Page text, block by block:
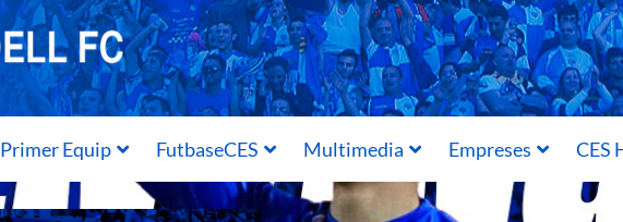
Primer Equip FutbaseCES Multimedia Empreses CES